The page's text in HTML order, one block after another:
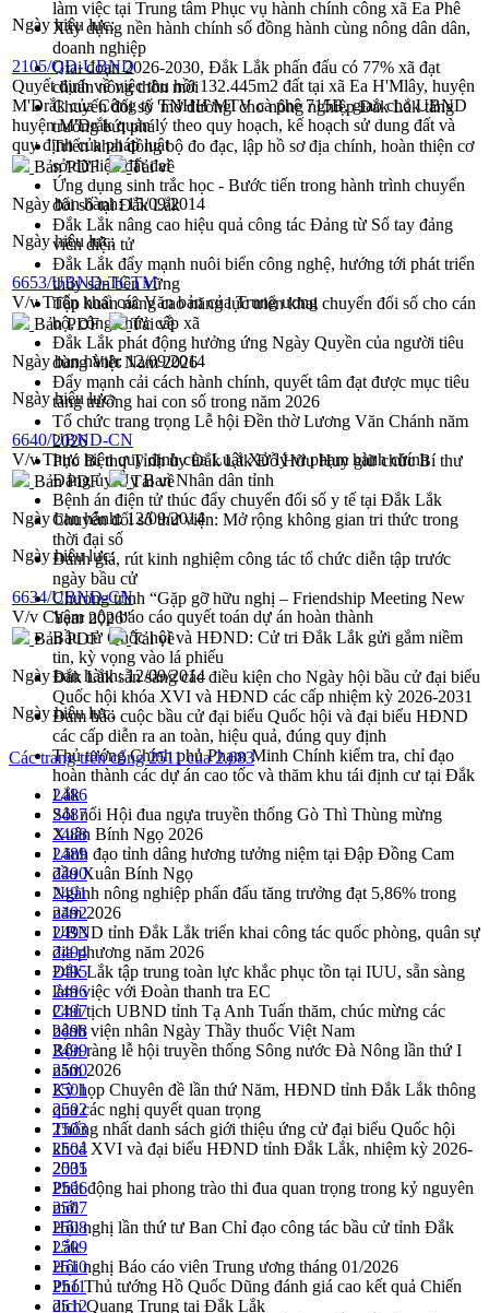
làm việc tại Trung tâm Phục vụ hành chính công xã Ea Phê
Xây dựng nền hành chính số đồng hành cùng nông dân dân,
doanh nghiệp
Giai đoạn 2026-2030, Đắk Lắk phấn đấu có 77% xã đạt
chuẩn nông thôn mới
Chuyển đổi số 'mở đường' cho nông nghiệp Đắk Lắk tăng
trưởng bứt phá
Triển khai đồng bộ đo đạc, lập hồ sơ địa chính, hoàn thiện cơ
sở dữ liệu đất đai
Ứng dụng sinh trắc học - Bước tiến trong hành trình chuyển
đổi số tại Đắk Lắk
Đắk Lắk nâng cao hiệu quả công tác Đảng từ Sổ tay đảng
viên điện tử
Đắk Lắk đẩy mạnh nuôi biển công nghệ, hướng tới phát triển
thủy sản bền vững
Tập huấn nâng cao năng lực triển khai chuyển đổi số cho cán
bộ, công chức cấp xã
Đắk Lắk phát động hưởng ứng Ngày Quyền của người tiêu
dùng Việt Nam 2026
Đẩy mạnh cải cách hành chính, quyết tâm đạt được mục tiêu
tăng trưởng hai con số trong năm 2026
Tổ chức trang trọng Lễ hội Đền thờ Lương Văn Chánh năm
2026
Phó Bí thư Tỉnh ủy Đắk Lắk Đỗ Hữu Huy giữ chức Bí thư
Đảng ủy Ủy Ban Nhân dân tỉnh
Bệnh án điện tử thúc đẩy chuyển đổi số y tế tại Đắk Lắk
Chuyển đổi số thư viện: Mở rộng không gian tri thức trong
thời đại số
Đánh giá, rút kinh nghiệm công tác tổ chức diễn tập trước
ngày bầu cử
Chương trình “Gặp gỡ hữu nghị – Friendship Meeting New
Year 2026”
Bầu cử Quốc hội và HĐND: Cử tri Đắk Lắk gửi gắm niềm
tin, kỳ vọng vào lá phiếu
Đắk Lắk sẵn sàng các điều kiện cho Ngày hội bầu cử đại biểu
Quốc hội khóa XVI và HĐND các cấp nhiệm kỳ 2026-2031
Đảm bảo cuộc bầu cử đại biểu Quốc hội và đại biểu HĐND
các cấp diễn ra an toàn, hiệu quả, đúng quy định
Thủ tướng Chính phủ Phạm Minh Chính kiểm tra, chỉ đạo
hoàn thành các dự án cao tốc và thăm khu tái định cư tại Đắk
Lắk
Sôi nổi Hội đua ngựa truyền thống Gò Thì Thùng mừng
Xuân Bính Ngọ 2026
Lãnh đạo tỉnh dâng hương tưởng niệm tại Đập Đồng Cam
đầu Xuân Bính Ngọ
Ngành nông nghiệp phấn đấu tăng trưởng đạt 5,86% trong
năm 2026
UBND tỉnh Đắk Lắk triển khai công tác quốc phòng, quân sự
địa phương năm 2026
Đắk Lắk tập trung toàn lực khắc phục tồn tại IUU, sẵn sàng
làm việc với Đoàn thanh tra EC
Chủ tịch UBND tỉnh Tạ Anh Tuấn thăm, chúc mừng các
bệnh viện nhân Ngày Thầy thuốc Việt Nam
Rộn ràng lễ hội truyền thống Sông nước Đà Nông lần thứ I
năm 2026
Kỳ họp Chuyên đề lần thứ Năm, HĐND tỉnh Đắk Lắk thông
qua các nghị quyết quan trọng
Thống nhất danh sách giới thiệu ứng cử đại biểu Quốc hội
khoá XVI và đại biểu HĐND tỉnh Đắk Lắk, nhiệm kỳ 2026-
2031
Phát động hai phong trào thi đua quan trọng trong kỷ nguyên
mới
Hội nghị lần thứ tư Ban Chỉ đạo công tác bầu cử tỉnh Đắk
Lắk
Hội nghị Báo cáo viên Trung ương tháng 01/2026
Phó Thủ tướng Hồ Quốc Dũng đánh giá cao kết quả Chiến
dịch Quang Trung tại Đắk Lắk
Ngày hiệu lực:
2105/QĐ-UBND
Quyết định về việc thu hồi 132.445m2 đất tại xã Ea H'Mlây, huyện
M'Drắk của Công ty TNHH MTV cà phê 715B, giao cho UBND
huyện M'Drắk quản lý theo quy hoạch, kế hoạch sử dung đất và
quy định của pháp luật
Bản PDF
Tải về
Ngày ban hành:15/09/2014
Ngày hiệu lực:
6653/UBND-TCTM
V/v Triển khai các Văn bản của Trung ương
Bản PDF
Tải về
Ngày ban hành:12/09/2014
Ngày hiệu lực:
6640/UBND-CN
V/v Thực hiện quy định của Luật Xử lý vi phạm hành chính
Bản PDF
Tải về
Ngày ban hành:12/09/2014
Ngày hiệu lực:
6634/UBND-CN
V/v Chậm nộp báo cáo quyết toán dự án hoàn thành
Bản PDF
Tải về
Ngày ban hành:12/09/2014
Ngày hiệu lực:
Các trang trên cổng 2511 của 2.683
2486
2487
2488
2489
2490
2491
2492
2493
2494
2495
2496
2497
2498
2499
2500
2501
2502
2503
2504
2505
2506
2507
2508
2509
2510
2511
2512